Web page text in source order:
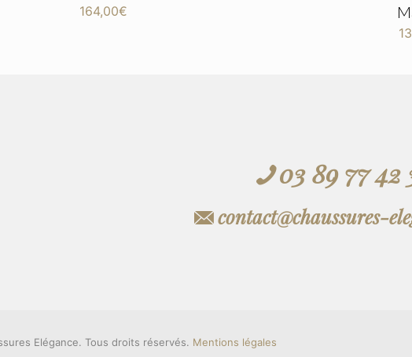
164,00€
03 89 77 42
contact@chaussures-
Elégance. Tous droits réservés. Mentions légales